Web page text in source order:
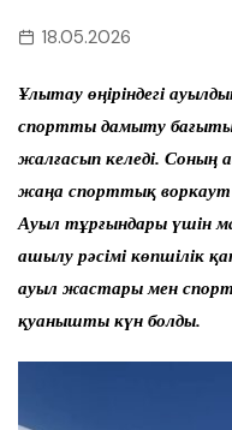
18.05.2026
Ұлытау өңіріндегі
спортты дамыту
жалғасып келеді. Соның
жаңа спорттық воркаут
Ауыл тұрғындары үшін
ашылу рәсімі көпшілік
ауыл жастары мен
қуанышты күн болды.